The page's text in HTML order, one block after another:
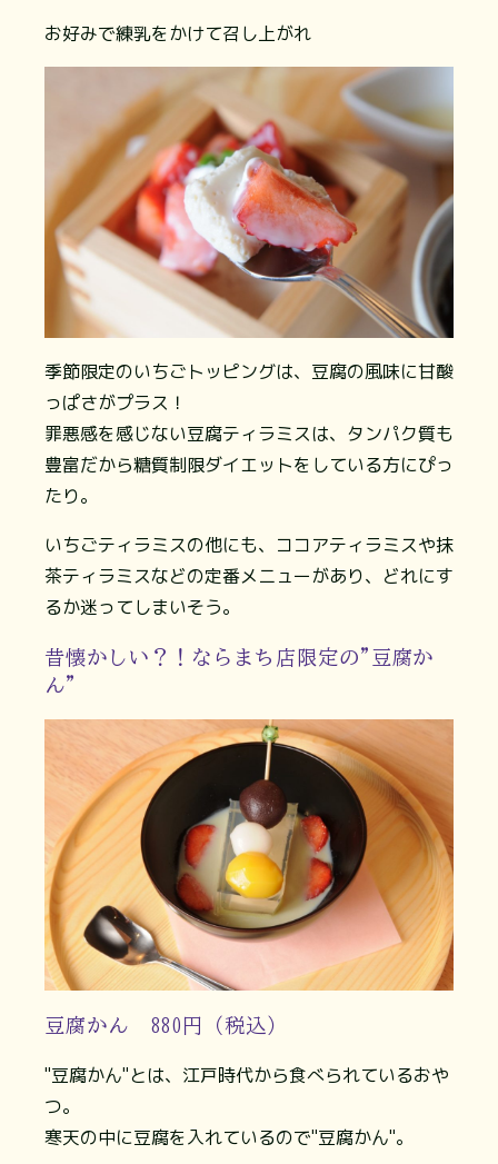
お好みで練乳をかけて召し上がれ
季節限定のいちごトッピングは、豆腐の風味に甘酸
っぱさがプラス！
罪悪感を感じない豆腐ティラミスは、タンパク質も
豊富だから糖質制限ダイエットをしている方にぴっ
たり。
いちごティラミスの他にも、ココアティラミスや抹
茶ティラミスなどの定番メニューがあり、どれにす
るか迷ってしまいそう。
昔懐かしい？！ならまち店限定の"豆腐か
ん"
豆腐かん 880円（税込）
"豆腐かん"とは、江戸時代から食べられているおや
つ。
寒天の中に豆腐を入れているので"豆腐かん"。